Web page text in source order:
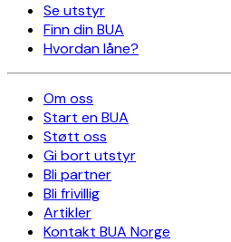
Se utstyr
Finn din BUA
Hvordan låne?
Om oss
Start en BUA
Støtt oss
Gi bort utstyr
Bli partner
Bli frivillig
Artikler
Kontakt BUA Norge